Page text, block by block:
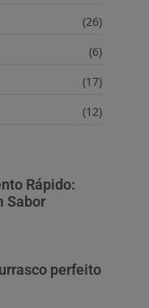
(26)
(6)
(17)
(12)
Rápido:
Sabor
perfeito